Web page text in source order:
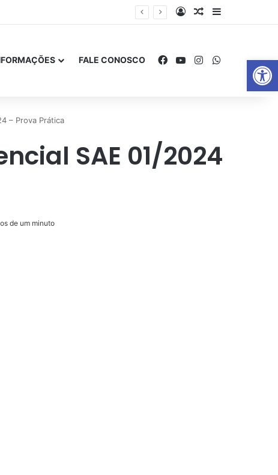
Abrir
EntrarArtigo aleatório
Barra Lateral
FALE CONOSCO Facebook
YouTubeInstagramWhatsApp
– Prova Prática
SAE 01/2024
de um minuto